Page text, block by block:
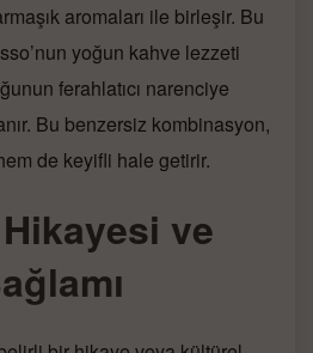
aromaları ile birleşir. Bu
yoğun kahve lezzeti
ferahlatıcı narenciye
Bu benzersiz kombinasyon,
de keyifli hale getirir.
ve